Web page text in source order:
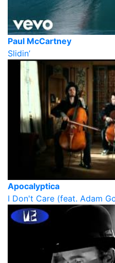
Paul McCartney
Slidin’
Apocalyptica
I Don't Care (feat. Adam